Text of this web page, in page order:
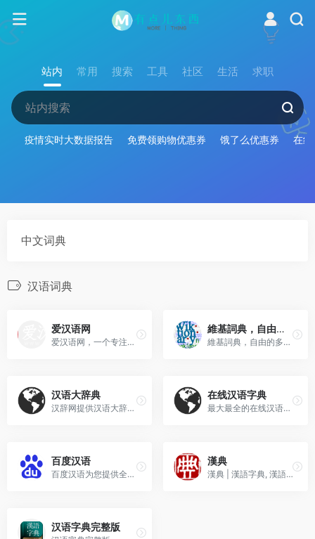
站内 常用 搜索 工具 社区 生活 求职
疫情实时大数据报告 免费领购物优惠券 饿了么优惠券 在
中文词典
汉语词典
爱汉语网
爱汉语网，一个专注汉语和语文在线查询的网站。汉语和语文学习助手。
維基詞典，自由的多語言詞典
維基詞典，自由的多語言詞典
汉语大辞典
汉辞网提供汉语大辞典app,辞海,新华字典电子版在线查询。
在线汉语字典
最大最全的在线汉语字典
百度汉语
百度汉语为您提供全面、权威的汉语数据
漢典
漢典 | 漢語字典, 漢語詞典, 康熙字典, 說文解字, 音韻方言, 字源字形, 異體字
汉语字典完整版